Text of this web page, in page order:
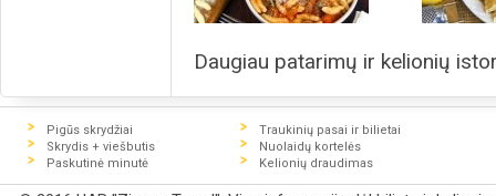
Daugiau patarimų ir kelionių
Pigūs skrydžiai
Skrydis + viešbutis
Paskutinė minutė
Traukinių pasai ir bilietai
Nuolaidų kortelės
Kelionių draudimas